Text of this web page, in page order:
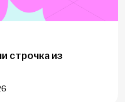
строчка из